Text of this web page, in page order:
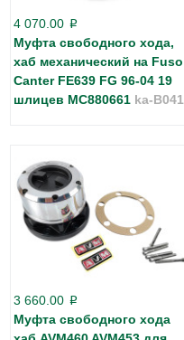
4 070.00 p
Муфта свободного хода,
хаб механический на Fuso
Canter FE639 FG 96-04 19
шлицев MC880661 ka-B041
3 660.00 p
Муфта свободного хода